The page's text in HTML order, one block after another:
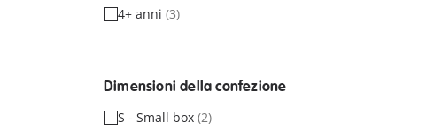
4+ anni (3)
Dimensioni della confezione
S - Small box (2)